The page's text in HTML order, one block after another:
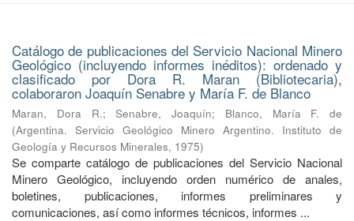
Catálogo de publicaciones del Servicio Nacional Minero
Geológico (incluyendo informes inéditos): ordenado y
clasificado por Dora R. Maran (Bibliotecaria),
colaboraron Joaquín Senabre y María F. de Blanco
Maran, Dora R.;Senabre, Joaquín; Blanco, María F. de
(Argentina. Servicio Geológico Minero Argentino. Instituto de
Geología y Recursos Minerales, 1975)
Se comparte catálogo de publicaciones del Servicio Nacional
Minero Geológico, incluyendo orden numérico de anales,
boletines, publicaciones, informes preliminares y
comunicaciones, así como informes técnicos, informes ...